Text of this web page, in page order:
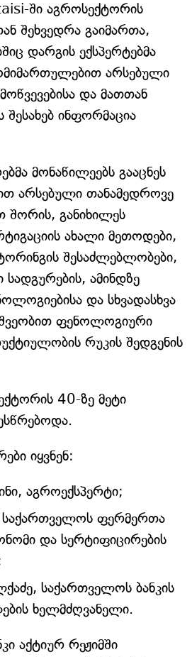
ში აგროსექტორის
შეხვედრა გაიმართა,
დარგის ექსპერტებმა
არსებული
და მათთან
შესახებ ინფორმაცია
მონაწილეებს გააცნეს
არსებული თანამედროვე
შორის, განიხილეს
ახალი მეთოდები,
შესაძლებლობები,
ამინდზე
და სხვადასხვა
ფენოლოგიური
რუკის შედგენის
40-ზე მეტი
იყვნენ:
აგროექსპერტი;
საქართველოს ფერმერთა
და სერტიფიცირების
საქართველოს ბანკის
ხელმძღვანელი.
აქტიურ რეჟიმში